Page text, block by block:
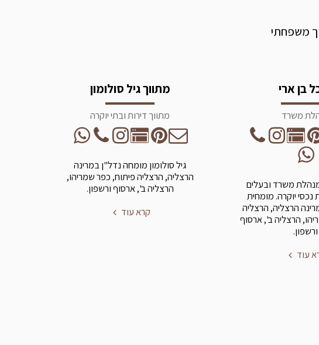
משפחתי
בן ארי
משרד
משרד ובעלים
נכסי יוקרה. מומחית
הרצליה, הרצליה
הרצליה ב', ארסוף
ורשפון.
עוד
מתווך גיל סולומון
מתווך דירות ובתי יוקרה
גיל סולומון מומחה נדל"ן במרינה
הרצליה, הרצליה פיתוח, כפר שמריהו,
הרצליה ב', ארסוף ורשפון.
קרא עוד